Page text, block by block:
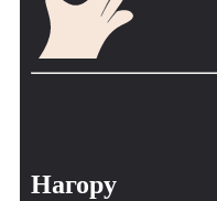
Нагору